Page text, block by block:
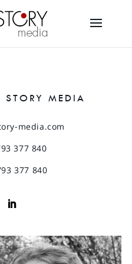
STORY MEDIA
media.com
377 840
377 840